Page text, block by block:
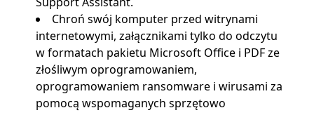
Chroń swój komputer przed witrynami
internetowymi, załącznikami tylko do odczytu
w formatach pakietu Microsoft Office i PDF ze
złośliwym oprogramowaniem,
oprogramowaniem ransomware i wirusami za
pomocą wspomaganych sprzętowo